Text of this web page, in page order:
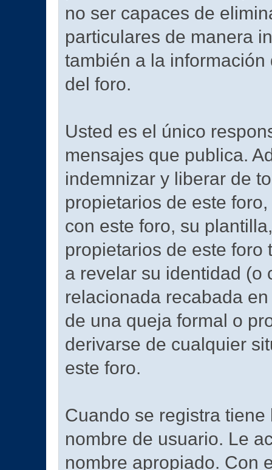
no ser capaces de
particulares de manera
también a la
del foro.
Usted es el único
mensajes que publica.
indemnizar y liberar de
propietarios de este
con este foro, su
propietarios de este
a revelar su identidad (o
relacionada recabada
de una queja formal o
derivarse de cualquier
este foro.
Cuando se registra
nombre de usuario. Le
nombre apropiado. Con